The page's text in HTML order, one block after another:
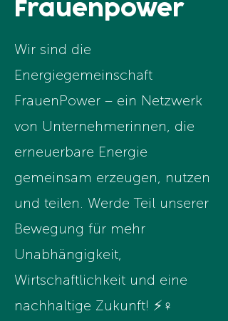
Frauenpower
Wir sind die
Energiegemeinschaft
FrauenPower – ein Netzwerk
von Unternehmerinnen, die
erneuerbare Energie
gemeinsam erzeugen, nutzen
und teilen. Werde Teil unserer
Bewegung für mehr
Unabhängigkeit,
Wirtschaftlichkeit und eine
nachhaltige Zukunft! ⚡♀️